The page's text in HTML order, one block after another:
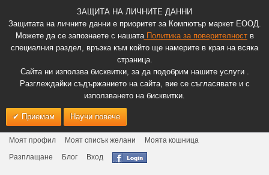
ЗАЩИТА НА ЛИЧНИТЕ ДАННИ
Защитата на личните данни е приоритет за Компютър маркет ЕООД.
Можете да се запознаете с нашатаПолитика за поверителноств
специалния раздел, връзка към който ще намерите в края на всяка
страница.
Сайта ни използва бисквитки, за да подобрим нашите услуги .
Разглеждайки съдържанието на сайта, вие се съгласявате и с
използването на бисквитки.
Приемам Научи повече
Моят профил Моят списък желани
Моята кошница
Разплащане
Блог Вход